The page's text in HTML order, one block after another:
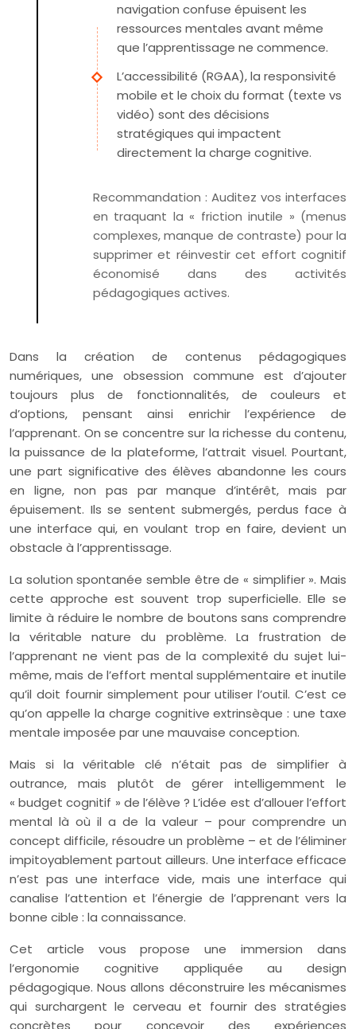
navigation confuse épuisent les
ressources mentales avant même
que l’apprentissage ne commence.
L’accessibilité (RGAA), la responsivité
mobile et le choix du format (texte vs
vidéo) sont des décisions
stratégiques qui impactent
directement la charge cognitive.
Recommandation : Auditez vos interfaces
en traquant la « friction inutile » (menus
complexes, manque de contraste) pour la
supprimer et réinvestir cet effort cognitif
économisé dans des activités
pédagogiques actives.
Dans la création de contenus pédagogiques
numériques, une obsession commune est d’ajouter
toujours plus de fonctionnalités, de couleurs et
d’options, pensant ainsi enrichir l’expérience de
l’apprenant. On se concentre sur la richesse du contenu,
la puissance de la plateforme, l’attrait visuel. Pourtant,
une part significative des élèves abandonne les cours
en ligne, non pas par manque d’intérêt, mais par
épuisement. Ils se sentent submergés, perdus face à
une interface qui, en voulant trop en faire, devient un
obstacle à l’apprentissage.
La solution spontanée semble être de « simplifier ». Mais
cette approche est souvent trop superficielle. Elle se
limite à réduire le nombre de boutons sans comprendre
la véritable nature du problème. La frustration de
l’apprenant ne vient pas de la complexité du sujet lui-
même, mais de l’effort mental supplémentaire et inutile
qu’il doit fournir simplement pour utiliser l’outil. C’est ce
qu’on appelle la charge cognitive extrinsèque : une taxe
mentale imposée par une mauvaise conception.
Mais si la véritable clé n’était pas de simplifier à
outrance, mais plutôt de gérer intelligemment le
« budget cognitif » de l’élève ? L’idée est d’allouer l’effort
mental là où il a de la valeur – pour comprendre un
concept difficile, résoudre un problème – et de l’éliminer
impitoyablement partout ailleurs. Une interface efficace
n’est pas une interface vide, mais une interface qui
canalise l’attention et l’énergie de l’apprenant vers la
bonne cible : la connaissance.
Cet article vous propose une immersion dans
l’ergonomie cognitive appliquée au design
pédagogique. Nous allons déconstruire les mécanismes
qui surchargent le cerveau et fournir des stratégies